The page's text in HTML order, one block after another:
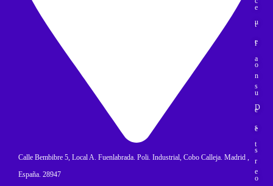
Calle Bembibre 5, Local A. Fuenlabrada. Poli. Industrial, Cobo Calleja. Madrid ,
España. 28947
u
l
o
s
D
e
s
e
e
t
e
a
n
u
e
s
t
r
o